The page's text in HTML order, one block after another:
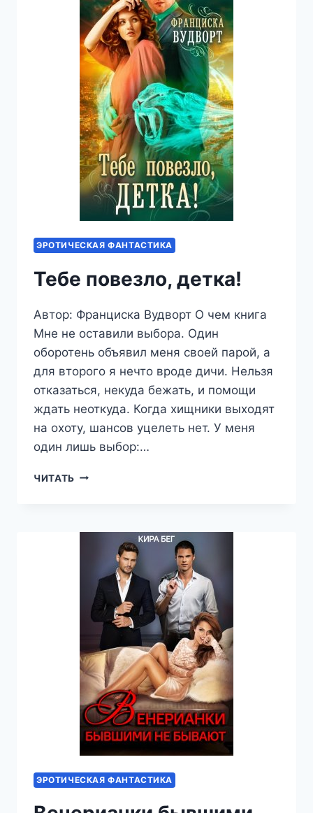
ЭРОТИЧЕСКАЯ ФАНТАСТИКА
Тебе повезло, детка!
Автор: Франциска Вудворт О чем книга
Мне не оставили выбора. Один
оборотень объявил меня своей парой, а
для второго я нечто вроде дичи. Нельзя
отказаться, некуда бежать, и помощи
ждать неоткуда. Когда хищники выходят
на охоту, шансов уцелеть нет. У меня
один лишь выбор:…
ЧИТАТЬ ТЕБЕ
ЭРОТИЧЕСКАЯ ФАНТАСТИКА